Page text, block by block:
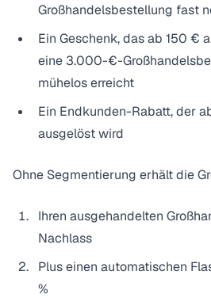
Großhandelsbestellung fast
Ein Geschenk, das ab 150 €
eine 3.000-€-
mühelos erreicht
Ein Endkunden-Rabatt, der
ausgelöst wird
Ohne Segmentierung erhält die
Ihren ausgehandelten
Nachlass
Plus einen automatischen
%